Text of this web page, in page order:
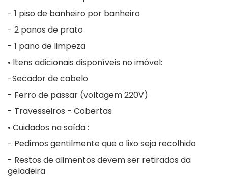
- 1 piso de banheiro por banheiro
- 2 panos de prato
- 1 pano de limpeza
• Itens adicionais disponíveis no imóvel:
-Secador de cabelo
- Ferro de passar (voltagem 220V)
- Travesseiros - Cobertas
• Cuidados na saída :
- Pedimos gentilmente que o lixo seja recolhido
- Restos de alimentos devem ser retirados da
geladeira